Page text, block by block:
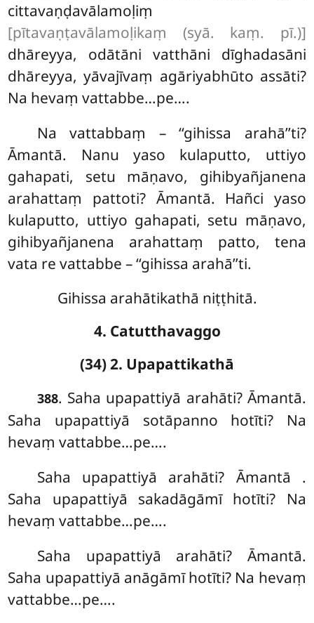
cittavaṇḍavālamoḷiṃ
[pītavaṇṭavālamoḷikaṃ (syā. kaṃ. pī.)]
dhāreyya, odātāni vatthāni dīghadasāni
dhāreyya, yāvajīvaṃ agāriyabhūto assāti?
Na hevaṃ vattabbe…pe….
Navattabbaṃ – ‘‘gihissa arahā’’ti?
Āmantā. Nanu yaso kulaputto, uttiyo
gahapati, setu māṇavo, gihibyañjanena
arahattaṃ pattoti? Āmantā. Hañci yaso
kulaputto, uttiyo gahapati, setu māṇavo,
gihibyañjanena arahattaṃ patto, tena
vata re vattabbe – ‘‘gihissa arahā’’ti.
Gihissa arahātikathā niṭṭhitā.
4. Catutthavaggo
(34) 2. Upapattikathā
388. Saha upapattiyā arahāti? Āmantā.
Saha upapattiyā sotāpanno hotīti? Na
hevaṃ vattabbe…pe….
Saha upapattiyā arahāti? Āmantā .
Saha upapattiyā sakadāgāmī hotīti? Na
hevaṃ vattabbe…pe….
Saha upapattiyā arahāti? Āmantā.
Saha upapattiyā anāgāmī hotīti? Na hevaṃ
vattabbe…pe….